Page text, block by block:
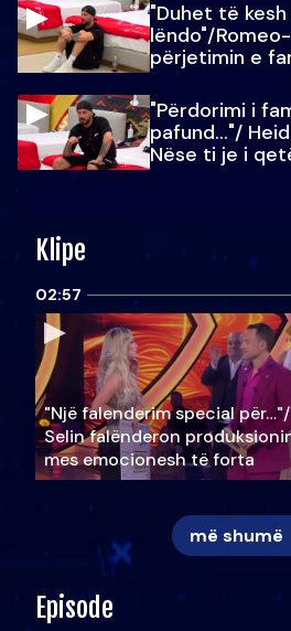
"Duhet të
lëndo"/
përjetimin e
"Përdorimi i
pafund…"/
Nëse ti je i
Klipe
02:57
"Një falenderim special për…"/
Selin falënderon
mes emocionesh të forta
më shumë
Episode